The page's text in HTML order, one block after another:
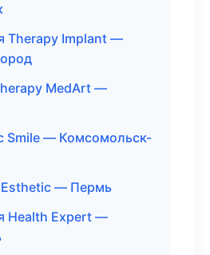
Therapy Implant —
MedArt —
Smile — Комсомольск-
— Пермь
Health Expert —